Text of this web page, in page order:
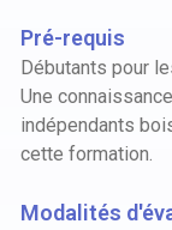
Pré-requis
Débutants pour
Une
indépendants
cette formation.
Modalités